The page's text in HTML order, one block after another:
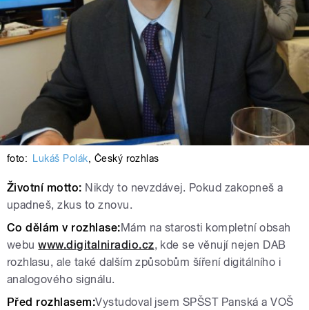
foto: Lukáš Polák, Český rozhlas
Životní motto: Nikdy to nevzdávej. Pokud zakopneš a
upadneš, zkus to znovu.
Co dělám v rozhlase:Mám na starosti kompletní obsah
webuwww.digitalniradio.cz, kde se věnují nejen DAB
rozhlasu, ale také dalším způsobům šíření digitálního i
analogového signálu.
Před rozhlasem:Vystudoval jsem SPŠST Panská a VOŠ